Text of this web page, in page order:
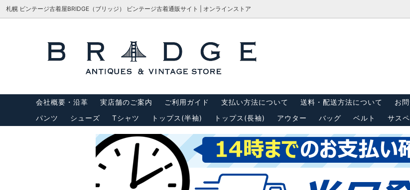
札幌 ビンテージ古着屋BRIDGE（ブリッジ） ビンテージ古着通販サイト | オンラインストア
パンツ
アウター トップス(半袖) キャップ
バッグ サスペンダー シーツ・はぎれ
サイズで探す M-65
USA製リーバイス USA製 リーバイス550 スウェット・パー
会社概要・沿革 サイズ計測方法
会社概要・沿革 実店舗のご案内 ご利用ガイド 支払い方法について 送料・配送方法について
お
パンツ
シューズ Tシャツ トップス(半袖) トップス(長袖) アウター バッグ ベルト サス